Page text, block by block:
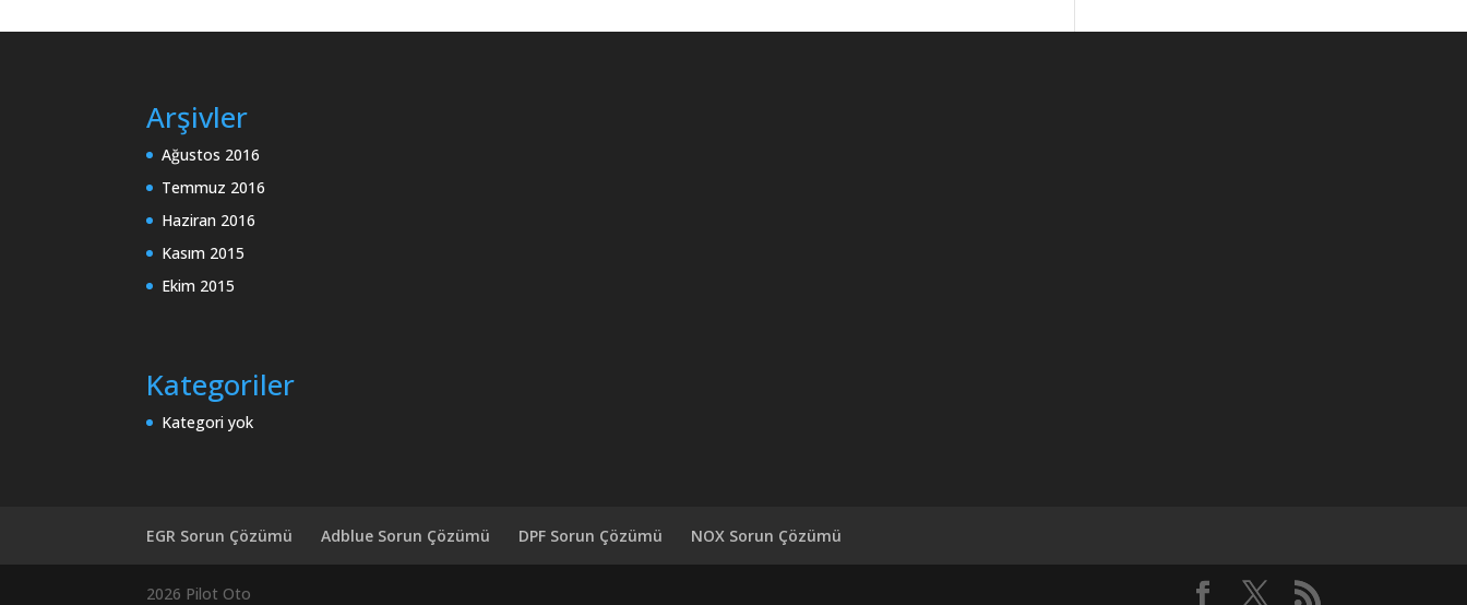
Arşivler
Ağustos 2016
Temmuz 2016
Haziran 2016
Kasım 2015
Ekim 2015
Kategoriler
Kategori yok
EGR Sorun Çözümü Adblue Sorun Çözümü DPF Sorun Çözümü NOX Sorun Çözümü
2026 Pilot Oto